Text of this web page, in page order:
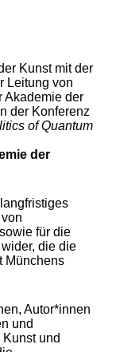
Kunst mit der
Leitung von
Akademie der
der Konferenz
of Quantum
der
für die
die die
Münchens
Autor*innen
und
und